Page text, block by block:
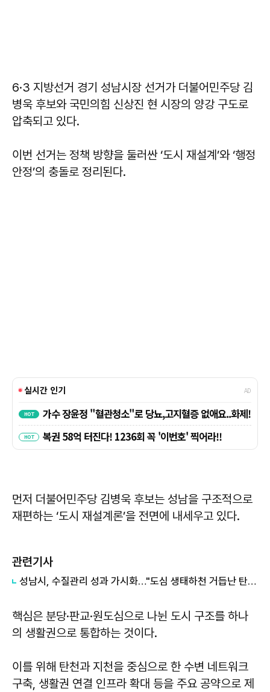
6·3 지방선거 경기 성남시장 선거가 더불어민주당 김
병욱 후보와 국민의힘 신상진 현 시장의 양강 구도로
압축되고 있다.
이번 선거는 정책 방향을 둘러싼 ‘도시 재설계’와 ‘행정
안정’의 충돌로 정리된다.
먼저 더불어민주당 김병욱 후보는 성남을 구조적으로
재편하는 ‘도시 재설계론’을 전면에 내세우고 있다.
관련기사
성남시, 수질관리 성과 가시화…"도심 생태하천 거듭난 탄천"
핵심은 분당·판교·원도심으로 나뉜 도시 구조를 하나
의 생활권으로 통합하는 것이다.
이를 위해 탄천과 지천을 중심으로 한 수변 네트워크
구축, 생활권 연결 인프라 확대 등을 주요 공약으로 제